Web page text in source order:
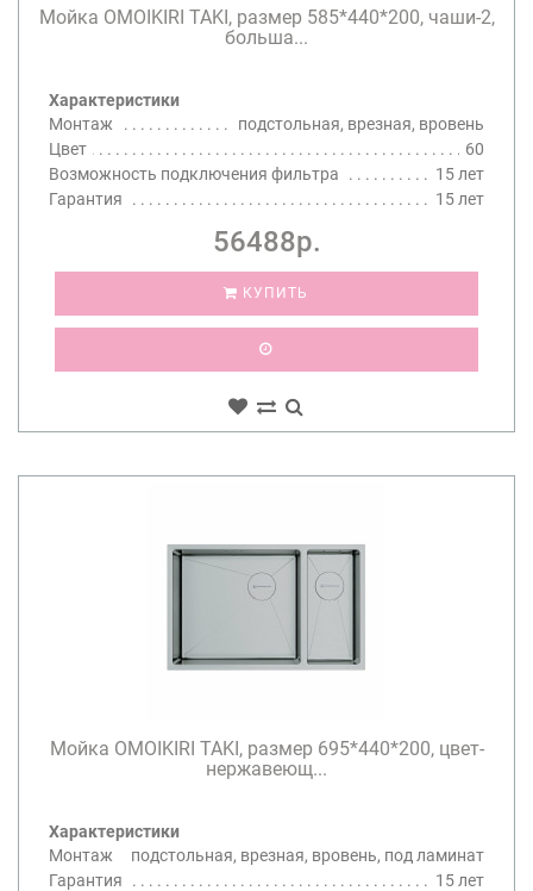
Мойка OMOIKIRI TAKI, размер 585*440*200, чаши-2,
больша...
Характеристики
Монтаж
подстольная, врезная, вровень
Цвет
60
Возможность подключения фильтра
15 лет
Гарантия
15 лет
56488р.
КУПИТЬ
Мойка OMOIKIRI TAKI, размер 695*440*200, цвет-
нержавеющ...
Характеристики
Монтаж
подстольная, врезная, вровень, под ламинат
Гарантия
15 лет